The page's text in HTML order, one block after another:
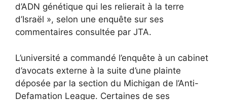
d’ADN génétique qui les relierait à la terre
d’Israël », selon une enquête sur ses
commentaires consultée par JTA.
L’université a commandé l’enquête à un cabinet
d’avocats externe à la suite d’une plainte
déposée par la section du Michigan de l’Anti-
Defamation League. Certaines de ses